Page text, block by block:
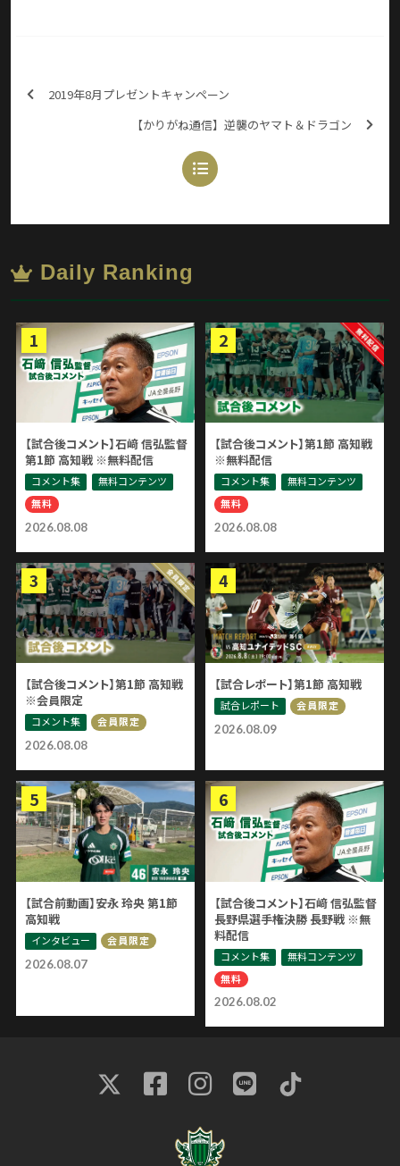
2019年8月プレゼントキャンペーン
【かりがね通信】逆襲のヤマト＆ドラゴン
Daily Ranking
2026.08.08
【試合後コメント】石﨑 信弘監督
第1節 高知戦 ※無料配信
コメント集
無料コンテンツ
無料
2026.08.08
【試合後コメント】第1節 高知戦
※無料配信
コメント集
無料コンテンツ
無料
2026.08.08
【試合後コメント】第1節 高知戦
※会員限定
コメント集 会員限定
2026.08.09
【試合レポート】第1節 高知戦
試合レポート 会員限定
2026.08.07
【試合前動画】安永 玲央 第1節
高知戦
インタビュー 会員限定
2026.08.02
【試合後コメント】石﨑 信弘監督
長野県選手権決勝 長野戦 ※無
料配信
コメント集
無料コンテンツ
無料